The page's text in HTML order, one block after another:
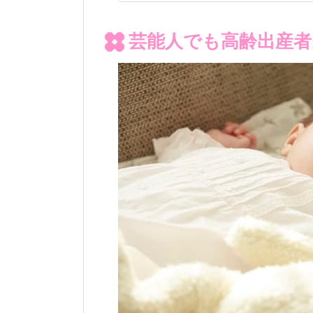
芸能人でも高齢出産